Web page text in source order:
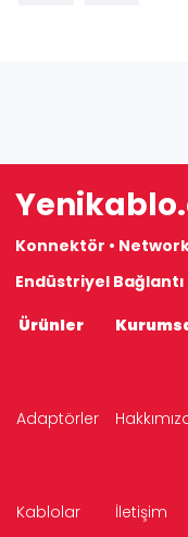
Konnektör •
Endüstriyel
Ürünler
Adaptörler
Kablolar İletişim